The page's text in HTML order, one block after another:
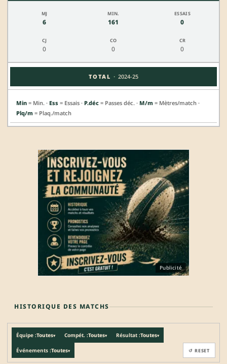
6 161 0
0 0 0
TOTAL · 2024-25
Min = Min. · Ess = Essais · P.déc = Passes déc. · M/m = Mètres/match ·
Plq/m = Plaq./match
Publicité
HISTORIQUE DES MATCHS
Équipe :Toutes▾ Compét. :Toutes▾ Résultat :Toutes▾
Événements :Toutes▾ ↺ RESET